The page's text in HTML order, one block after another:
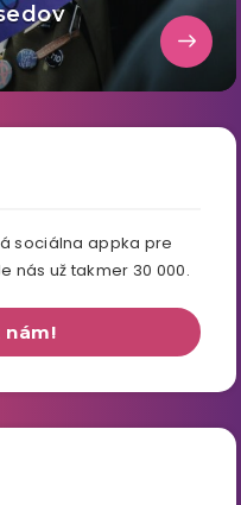
sociálna appka pre
nás už takmer 30 000.
nám!